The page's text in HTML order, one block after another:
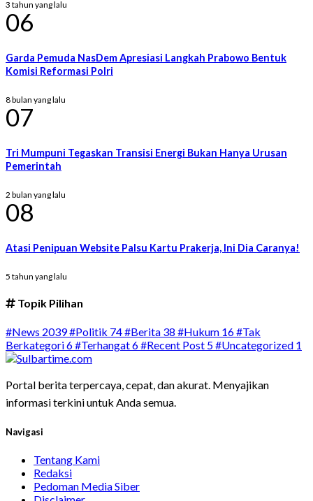
3 tahun yang lalu
06
Garda Pemuda NasDem Apresiasi Langkah Prabowo Bentuk
Komisi Reformasi Polri
8 bulan yang lalu
07
Tri Mumpuni Tegaskan Transisi Energi Bukan Hanya Urusan
Pemerintah
2 bulan yang lalu
08
Atasi Penipuan Website Palsu Kartu Prakerja, Ini Dia Caranya!
5 tahun yang lalu
Topik Pilihan
#News 2039#Politik 74#Berita 38 #Hukum 16#Tak
Berkategori6#Terhangat6#Recent Post 5#Uncategorized 1
Portal berita terpercaya, cepat, dan akurat. Menyajikan
informasi terkini untuk Anda semua.
Navigasi
Tentang Kami
Redaksi
Pedoman Media Siber